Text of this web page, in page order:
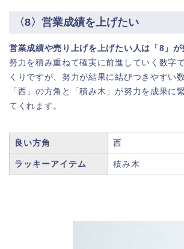
〈8〉営業成績を上げたい
営業成績や売り上げを上げたい人は「8」が
努力を積み重ねて確実に前進していく数字
くりですが、努力が結果に結びつきやすい
「西」の方角と「積み木」が努力を成果に
てくれます。
良い方角 西
ラッキーアイテム 積み木